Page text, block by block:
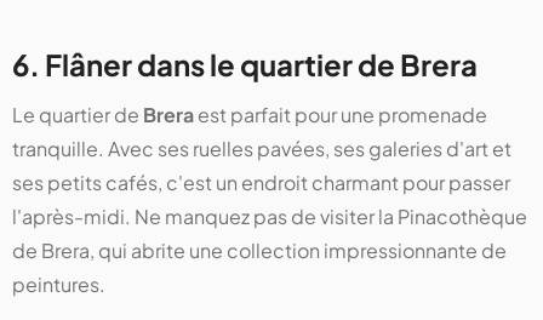
6. Flâner dans le quartier de Brera
Le quartier de Breraest parfait pour une promenade
tranquille. Avec ses ruelles pavées, ses galeries d'art et
ses petits cafés, c'est un endroit charmant pour passer
l'après-midi. Ne manquez pas de visiter la Pinacothèque
de Brera, qui abrite une collection impressionnante de
peintures​​​​.